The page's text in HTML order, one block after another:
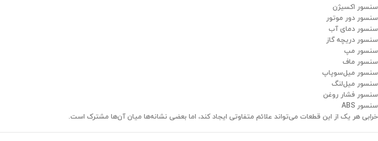
سنسور اکسیژن
سنسور دور موتور
سنسور دمای آب
سنسور دریچه گاز
سنسور مپ
سنسور ماف
سنسور میل‌سوپاپ
سنسور میل‌لنگ
سنسور فشار روغن
سنسور ABS
خرابی هر یک از این قطعات می‌تواند علائم متفاوتی ایجاد کند، اما بعضی نشانه‌ها میان آن‌ها مشترک است.